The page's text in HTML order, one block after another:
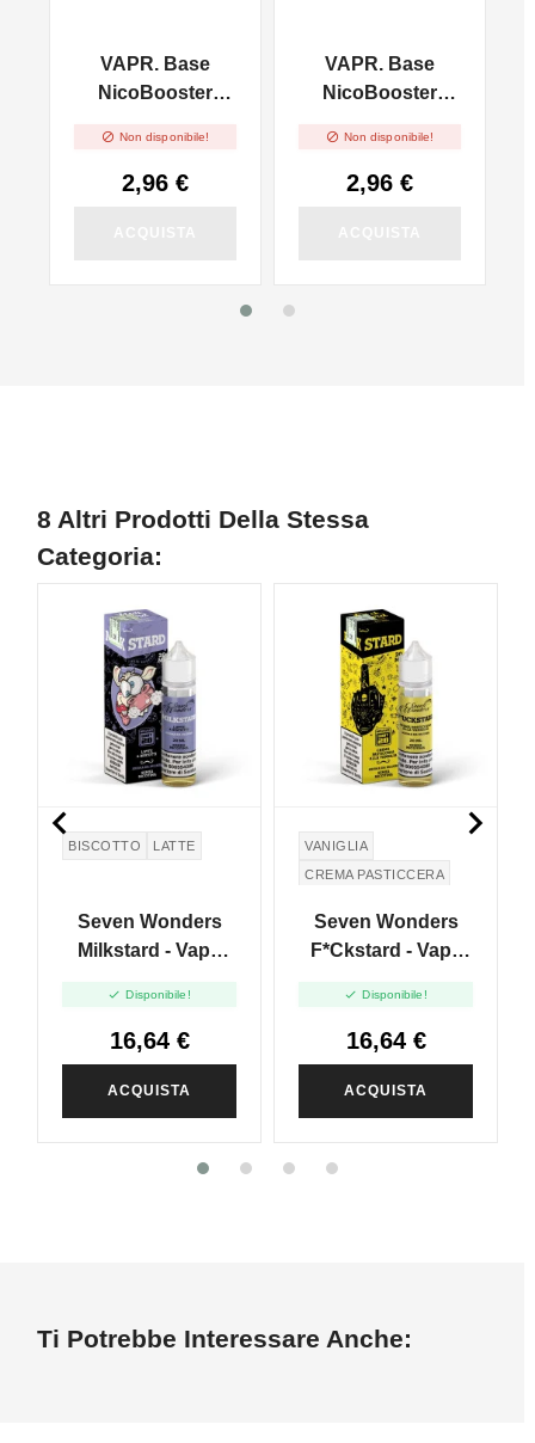
VAPR. Base
NicoBooster
 Non disponibile!
2,96 €
VAPR. Base
NicoBooster
 Non disponibile!
2,96 €
8 Altri Prodotti Della Stessa
Categoria:
BISCOTTO LATTE
Seven Wonders
Milkstard - Vape
 Disponibile!
16,64 €
ACQUISTA
VANIGLIA
CREMA PASTICCERA
Seven Wonders
F*ckstard - Vape
 Disponibile!
16,64 €
ACQUISTA
 
Ti Potrebbe Interessare Anche: